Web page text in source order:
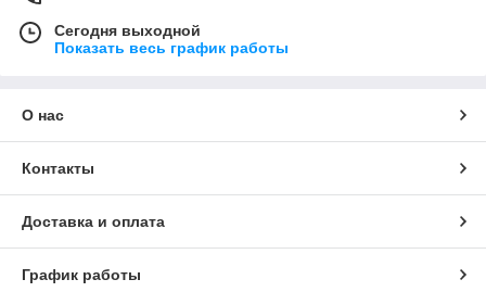
Сегодня выходной
Показать весь график работы
О нас
Контакты
Доставка и оплата
График работы